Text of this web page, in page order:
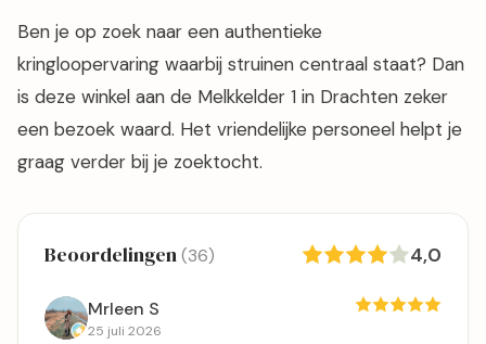
Ben je op zoek naar een authentieke
kringloopervaring waarbij struinen centraal staat? Dan
is deze winkel aan de Melkkelder 1 in Drachten zeker
een bezoek waard. Het vriendelijke personeel helpt je
graag verder bij je zoektocht.
Beoordelingen(36) 4,0
Mrleen S
25 juli 2026